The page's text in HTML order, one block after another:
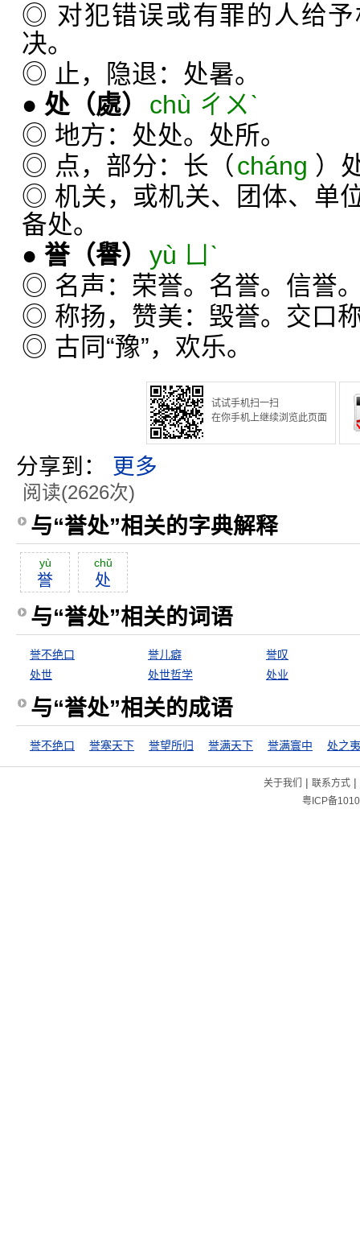
◎ 对犯错误或有罪的人给
决。
◎ 止，隐退：处暑。
● 处（處）
chù ㄔㄨˋ
◎ 地方：处处。处所。
◎ 点，部分：长（cháng ）
◎ 机关，或机关、团体、单
备处。
● 誉（譽） yù ㄩˋ
◎ 名声：荣誉。名誉。信誉
◎ 称扬，赞美：毁誉。交口
◎ 古同“豫”，欢乐。
试试手机扫一扫
在你手机上继续浏览此页面
分享到： 更多
阅读(2626次)
与“誉处”相关的字典解释
yù
誉
chŭ
处
与“誉处”相关的词语
誉不绝口 誉儿癖
誉叹
处世
处世哲学 处业
与“誉处”相关的成语
誉不绝口 誉塞天下 誉望所归 誉满天下 誉满寰中 处之
关于我们 | 联系方式|
粤ICP备